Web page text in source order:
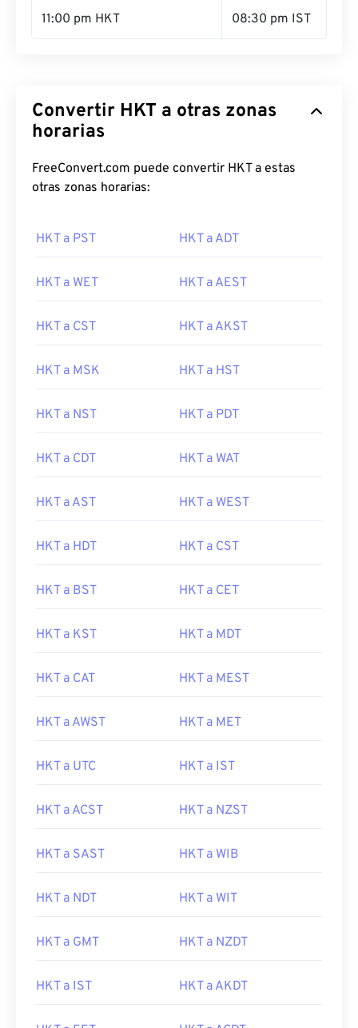
11:00 pm HKT 08:30 pm IST
Convertir HKT a otras zonas
horarias
FreeConvert.com puede convertir HKT a estas
otras zonas horarias:
HKT a PST HKT a ADT
HKT a WET HKT a AEST
HKT a CST HKT a AKST
HKT a MSK HKT a HST
HKT a NST HKT a PDT
HKT a CDT HKT a WAT
HKT a AST HKT a WEST
HKT a HDT HKT a CST
HKT a BST HKT a CET
HKT a KST HKT a MDT
HKT a CAT HKT a MEST
HKT a AWST HKT a MET
HKT a UTC HKT a IST
HKT a ACST HKT a NZST
HKT a SAST HKT a WIB
HKT a NDT HKT a WIT
HKT a GMT HKT a NZDT
HKT a IST HKT a AKDT